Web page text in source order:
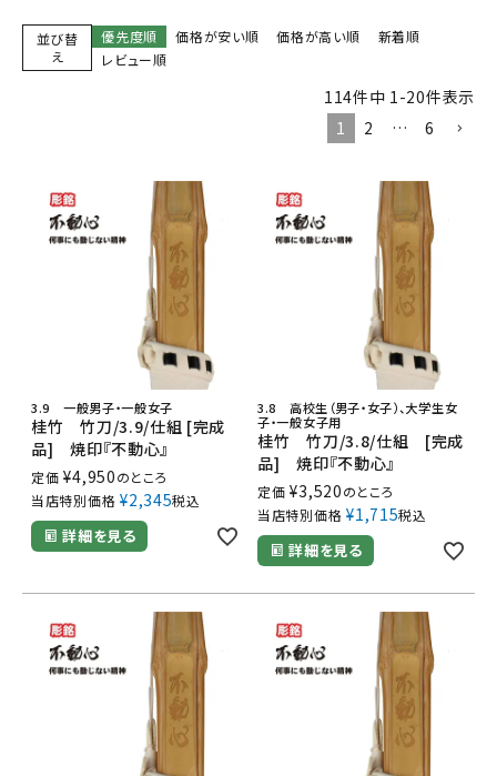
並び替
え
優先度順 価格が安い順 価格が高い順
新着順
レビュー順
114件中 1-20件表示
1
2 … 6
3.9 一般男子・一般女子
桂竹 竹刀/3.9/仕組 [完成
品] 焼印『不動心』
定価 ¥4,950のところ
当店特別価格 ¥2,345税込
詳細を見る
3.8 高校生（男子・女子）、大学生女
子・一般女子用
桂竹 竹刀/3.8/仕組 [完成
品] 焼印『不動心』
定価 ¥3,520のところ
当店特別価格 ¥1,715税込
詳細を見る